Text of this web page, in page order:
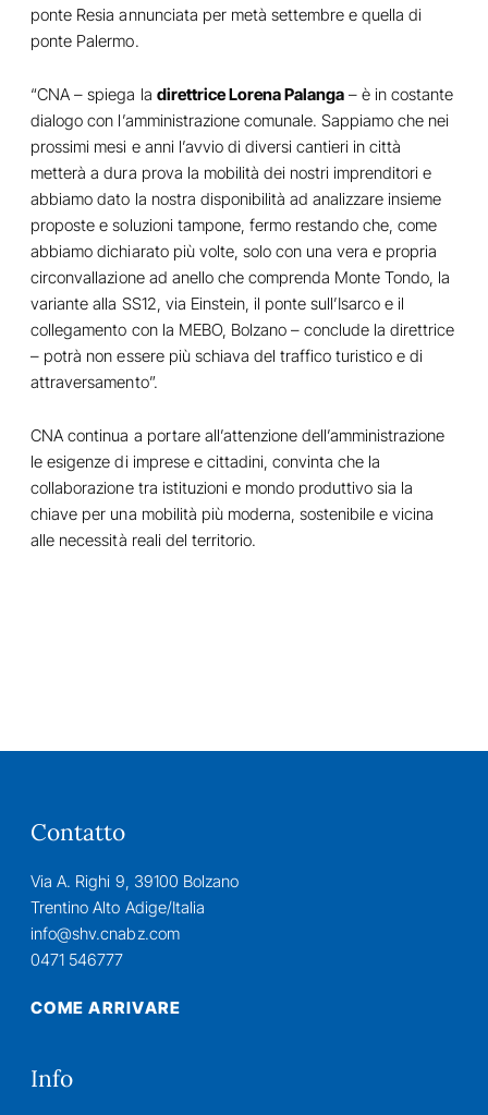
ponte Resia annunciata per metà settembre e quella di
ponte Palermo.
“CNA – spiega la direttrice Lorena Palanga – è in costante
dialogo con l’amministrazione comunale. Sappiamo che nei
prossimi mesi e anni l’avvio di diversi cantieri in città
metterà a dura prova la mobilità dei nostri imprenditori e
abbiamo dato la nostra disponibilità ad analizzare insieme
proposte e soluzioni tampone, fermo restando che, come
abbiamo dichiarato più volte, solo con una vera e propria
circonvallazione ad anello che comprenda Monte Tondo, la
variante alla SS12, via Einstein, il ponte sull’Isarco e il
collegamento con la MEBO, Bolzano – conclude la direttrice
– potrà non essere più schiava del traffico turistico e di
attraversamento”.
CNA continua a portare all’attenzione dell’amministrazione
le esigenze di imprese e cittadini, convinta che la
collaborazione tra istituzioni e mondo produttivo sia la
chiave per una mobilità più moderna, sostenibile e vicina
alle necessità reali del territorio.
Contatto
Via A. Righi 9, 39100 Bolzano
Trentino Alto Adige/Italia
info@shv.cnabz.com
0471 546777
COME ARRIVARE
Info